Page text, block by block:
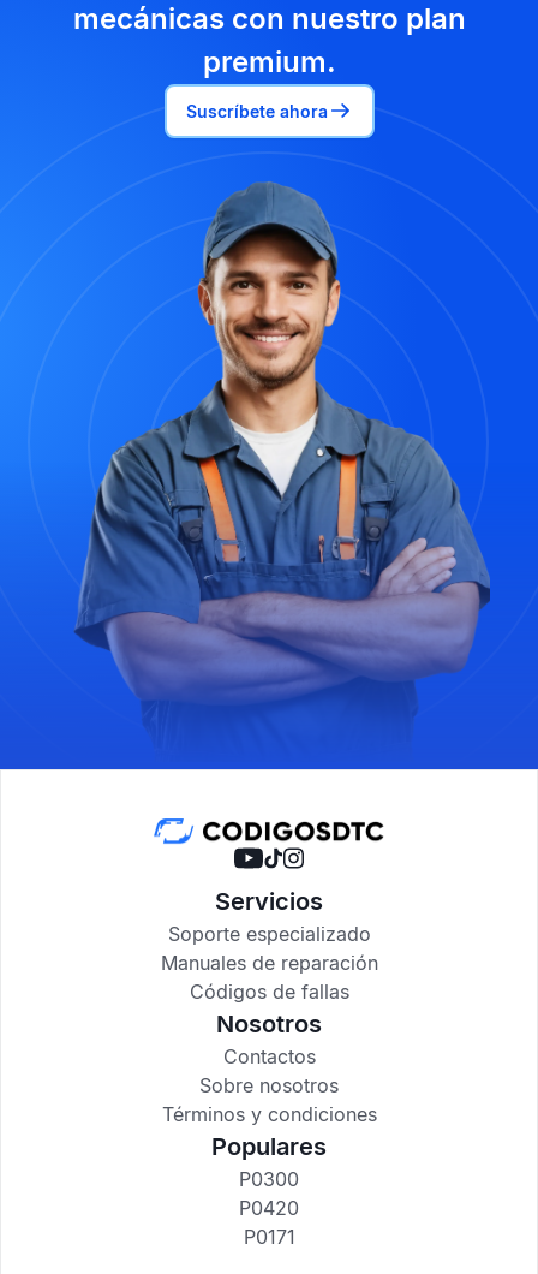
mecánicas con nuestro plan
premium.
Suscríbete ahora
Servicios
Soporte especializado
Manuales de reparación
Códigos de fallas
Nosotros
Contactos
Sobre nosotros
Términos y condiciones
Populares
P0300
P0420
P0171